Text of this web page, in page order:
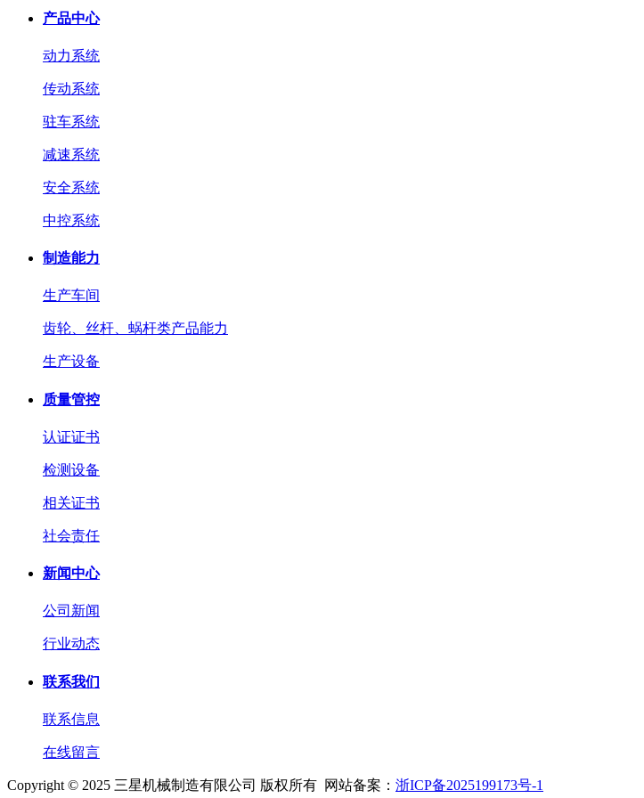
产品中心
动力系统
传动系统
驻车系统
减速系统
安全系统
中控系统
制造能力
生产车间
齿轮、丝杆、蜗杆类产品能力
生产设备
质量管控
认证证书
检测设备
相关证书
社会责任
新闻中心
公司新闻
行业动态
联系我们
联系信息
在线留言
Copyright © 2025 三星机械制造有限公司 版权所有 网站备案： 浙ICP备2025199173号-1